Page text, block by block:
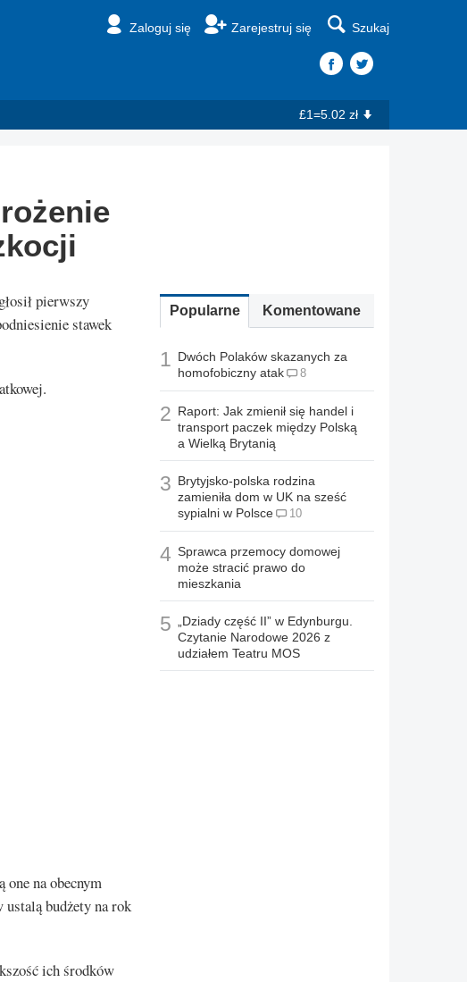
Zaloguj się Zarejestruj się Szukaj
£1=5.02 zł
pierwszy
stawek
one na obecnym
budżety na rok
ich środków
Popularne Komentowane
1 Dwóch Polaków skazanych za
homofobiczny atak
8
2 Raport: Jak zmienił się handel i
transport paczek między Polską
a Wielką Brytanią
3 Brytyjsko-polska rodzina
zamieniła dom w UK na sześć
sypialni w Polsce
10
4 Sprawca przemocy domowej
może stracić prawo do
mieszkania
5 „Dziady część II” w Edynburgu.
Czytanie Narodowe 2026 z
udziałem Teatru MOS